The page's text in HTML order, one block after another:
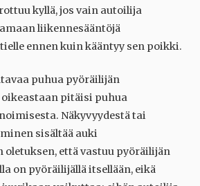
kyllä, jos vain autoilija
liikennesääntöjä
ennen kuin kääntyy sen poikki.
puhua pyöräilijän
oikeastaan pitäisi puhua
Näkyvyydestä tai
sisältää auki
että vastuu pyöräilijän
on pyöräilijällä itsellään, eikä